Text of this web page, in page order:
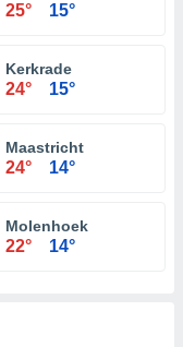
25° 15°
Kerkrade
24° 15°
Maastricht
24° 14°
Molenhoek
22° 14°